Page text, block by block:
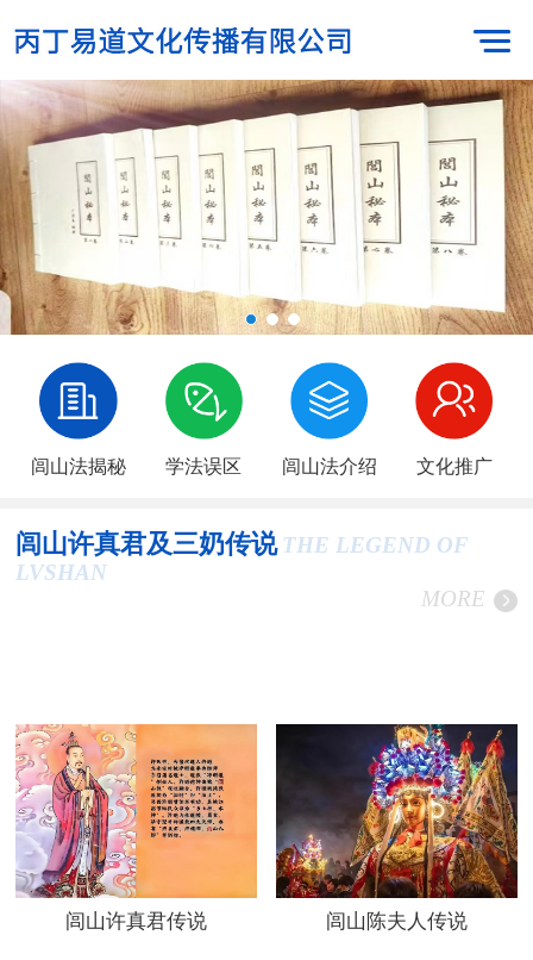
闾山法揭秘 学法误区 闾山法介绍 文化推广
闾山许真君及三奶传说 THE LEGEND OF
LVSHAN
MORE
闾山许真君传说 闾山陈夫人传说